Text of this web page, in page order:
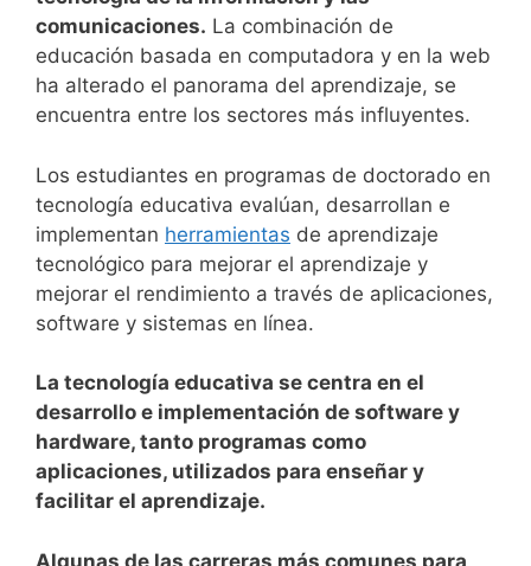
comunicaciones. La combinación de
educación basada en computadora y en la web
ha alterado el panorama del aprendizaje, se
encuentra entre los sectores más influyentes.
Los estudiantes en programas de doctorado en
tecnología educativa evalúan, desarrollan e
implementan herramientas de aprendizaje
tecnológico para mejorar el aprendizaje y
mejorar el rendimiento a través de aplicaciones,
software y sistemas en línea.
La tecnología educativa se centra en el
desarrollo e implementación de software y
hardware, tanto programas como
aplicaciones, utilizados para enseñar y
facilitar el aprendizaje.
Algunas de las carreras más comunes para